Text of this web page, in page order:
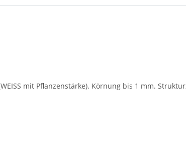
mit Pflanzenstärke). Körnung bis 1 mm.